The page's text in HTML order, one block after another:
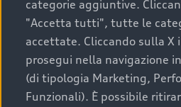
determinanti come la garanzia
marchio. Audi offre l’auto
Prima Scelta :plus
categorie aggiuntive.
"Accetta tutti", tutte le
accettate. Cliccando sulla X
prosegui nella navigazione
(di tipologia Marketing,
Funzionali). È possibile